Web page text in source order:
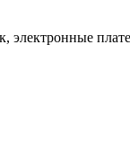
электронные